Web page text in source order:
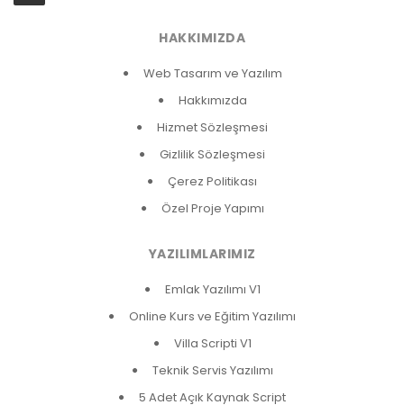
HAKKIMIZDA
Web Tasarım ve Yazılım
Hakkımızda
Hizmet Sözleşmesi
Gizlilik Sözleşmesi
Çerez Politikası
Özel Proje Yapımı
YAZILIMLARIMIZ
Emlak Yazılımı V1
Online Kurs ve Eğitim Yazılımı
Villa Scripti V1
Teknik Servis Yazılımı
5 Adet Açık Kaynak Script